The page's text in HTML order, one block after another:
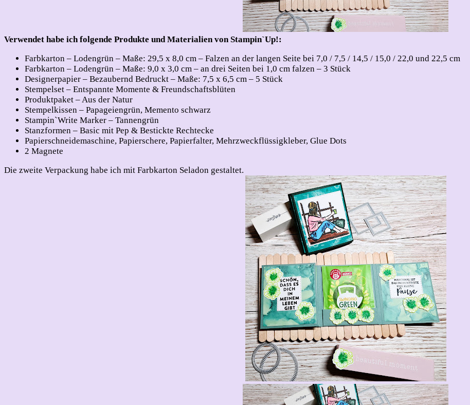
Verwendet habe ich folgende Produkte und Materialien von Stampin`Up!:
Farbkarton – Lodengrün – Maße: 29,5 x 8,0 cm – Falzen an der langen Seite bei 7,0 / 7,5 / 14,5 / 15,0 / 22,0 und 22,5 cm
Farbkarton – Lodengrün – Maße: 9,0 x 3,0 cm – an drei Seiten bei 1,0 cm falzen – 3 Stück
Designerpapier – Bezaubernd Bedruckt – Maße: 7,5 x 6,5 cm – 5 Stück
Stempelset – Entspannte Momente & Freundschaftsblüten
Produktpaket – Aus der Natur
Stempelkissen – Papageiengrün, Memento schwarz
Stampin`Write Marker – Tannengrün
Stanzformen – Basic mit Pep & Bestickte Rechtecke
Papierschneidemaschine, Papierschere, Papierfalter, Mehrzweckflüssigkleber, Glue Dots
2 Magnete
Die zweite Verpackung habe ich mit Farbkarton Seladon gestaltet.